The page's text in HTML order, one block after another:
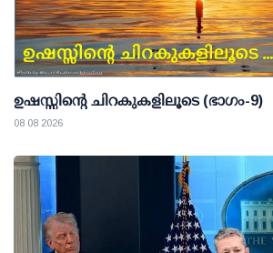
ഉഷസ്സിന്റെ ചിറകുകളിലൂടെ (ഭാഗം-9)
08 08 2026